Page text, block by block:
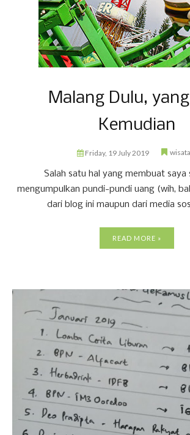
Malang Dulu,
Kemudian
Friday, 19 July 2019 wisata
Salah satu hal yang membuat saya
mengumpulkan pundi-pundi uang (wih,
dari blog ini maupun dari media
READ MORE »